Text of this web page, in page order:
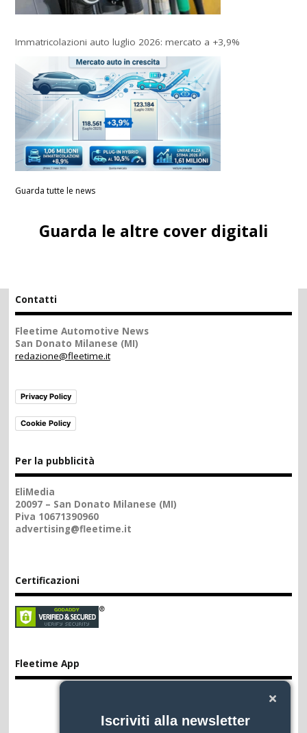
Immatricolazioni auto luglio 2026: mercato a +3,9%
Guarda tutte le news
Iscriviti alla newsletter
Guarda le altre cover digitali
Contatti
Fleetime Automotive News
San Donato Milanese (MI)
redazione@fleetime.it
Privacy Policy
Cookie Policy
Per la pubblicità
EliMedia
20097 – San Donato Milanese (MI)
Piva 10671390960
advertising@fleetime.it
Certificazioni
Fleetime App